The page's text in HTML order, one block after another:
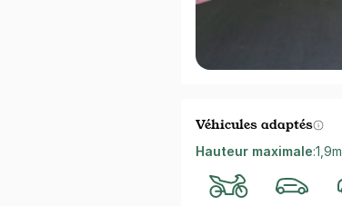
Véhicules adaptés
Hauteur maximale:1,9m